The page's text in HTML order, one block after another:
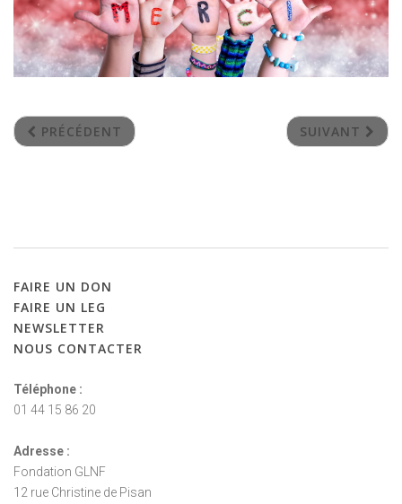
PRÉCÉDENT SUIVANT
FAIRE UN DON
FAIRE UN LEG
NEWSLETTER
NOUS CONTACTER
Téléphone :
01 44 15 86 20
Adresse :
Fondation GLNF
12 rue Christine de Pisan